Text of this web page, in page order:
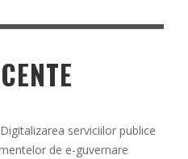
serviciilor publice
de e-guvernare